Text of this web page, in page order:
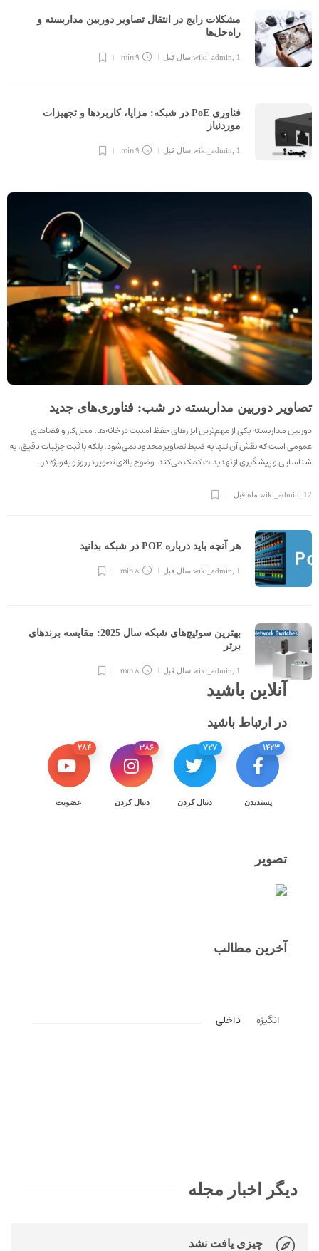
مشکلات رایج در انتقال تصاویر دوربین مداربسته و
راه‌حل‌ها
wiki_admin 1 سال قبل 9 min
فناوری PoE در شبکه: مزایا، کاربردها و تجهیزات
موردنیاز
wiki_admin 1 سال قبل 9 min
تصاویر دوربین مداربسته در شب: فناوری‌های جدید
دوربین مداربسته یکی از مهم‌ترین ابزارهای حفظ امنیت در خانه‌ها، محل‌کار و فضاهای
عمومی است که نقش آن تنها به ضبط تصاویر محدود نمی‌شود، بلکه با ثبت جزئیات دقیق، به
شناسایی و پیشگیری از تهدیدات کمک می‌کند. وضوح بالای تصویر در روز و به‌ویژه در…
wiki_admin, 12 ماه قبل
هر آنچه باید درباره POE در شبکه بدانید
wiki_admin 1 سال قبل 8 min
بهترین سوئیچ‌های شبکه سال 2025: مقایسه برندهای
برتر
wiki_admin 1 سال قبل 8 min
آنلاین باشید
در ارتباط باشید
1423
پسندیدن
727
دنبال کردن
386
دنبال کردن
284
عضویت
تصویر
آخرین مطالب
انگیزه داخلی
دیگر اخبار مجله
چیزی یافت نشد